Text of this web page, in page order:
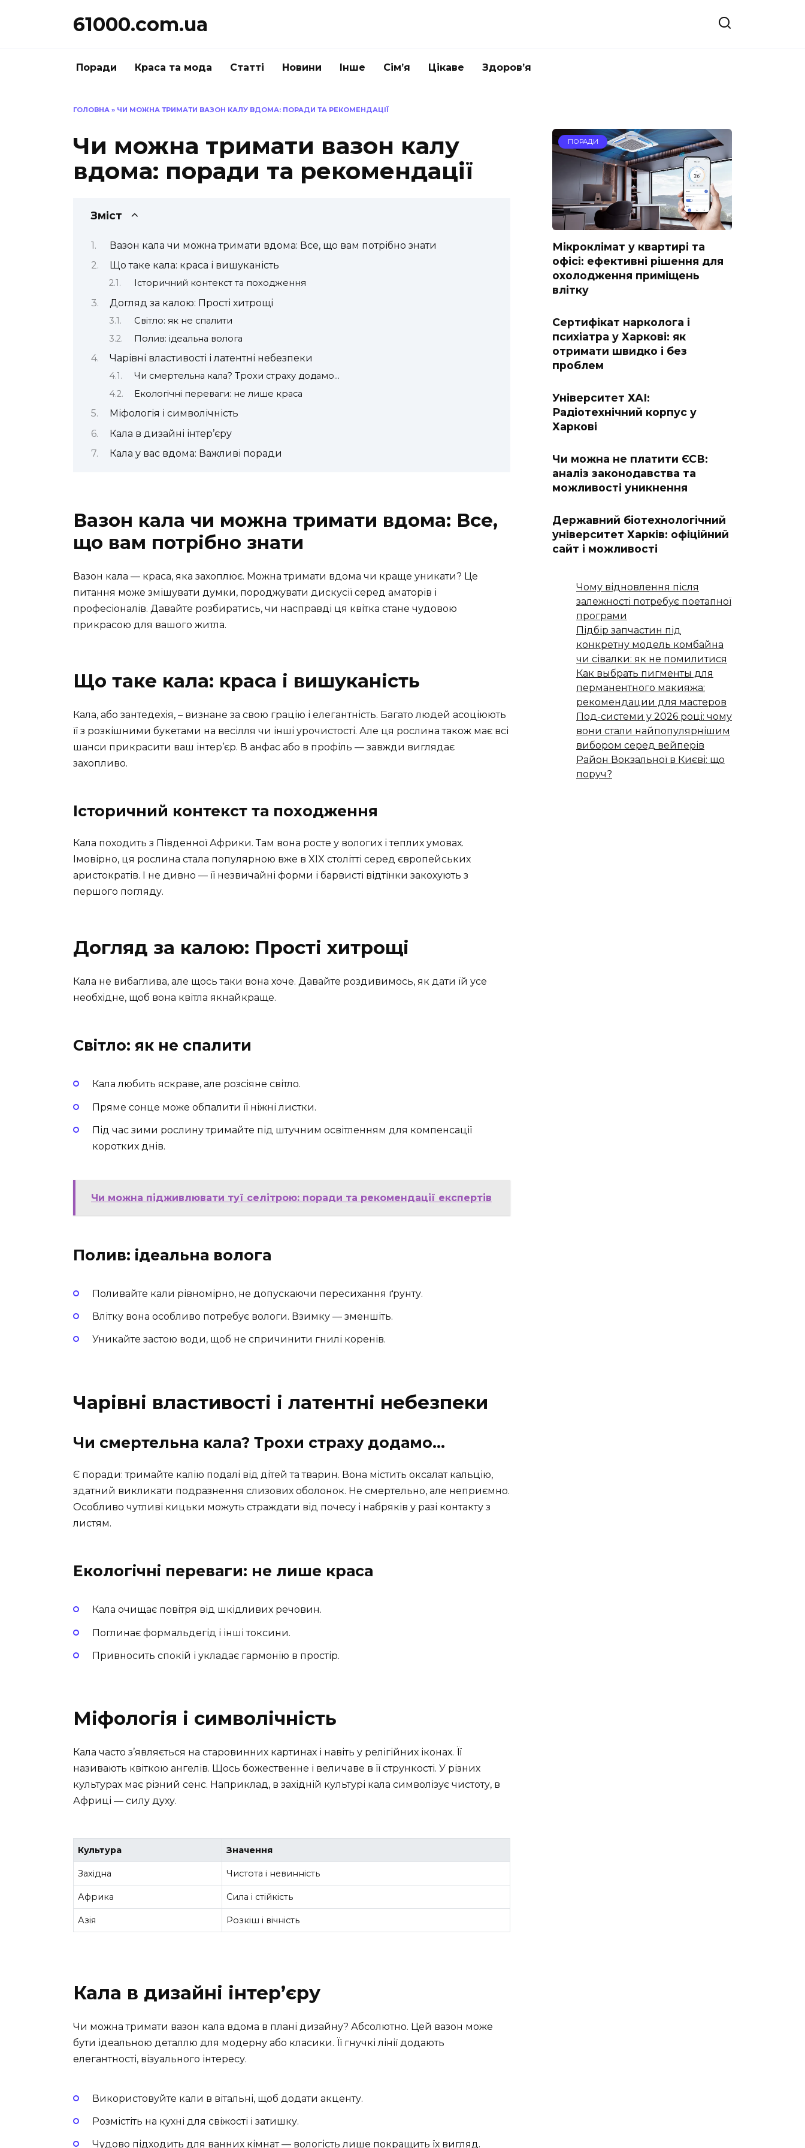
61000.com.ua
Поради Краса та мода Статті Новини Інше Сім’я Цікаве Здоров’я
ГОЛОВНА » ЧИ МОЖНА ТРИМАТИ ВАЗОН КАЛУ ВДОМА: ПОРАДИ ТА РЕКОМЕНДАЦІЇ
Чи можна тримати вазон калу
вдома: поради та рекомендації
Зміст
Вазон кала чи можна тримати вдома: Все, що вам потрібно знати
Що таке кала: краса і вишуканість
Історичний контекст та походження
Догляд за калою: Прості хитрощі
Світло: як не спалити
Полив: ідеальна волога
Чарівні властивості і латентні небезпеки
Чи смертельна кала? Трохи страху додамо…
Екологічні переваги: не лише краса
Міфологія і символічність
Кала в дизайні інтер’єру
Кала у вас вдома: Важливі поради
Вазон кала чи можна тримати вдома: Все,
що вам потрібно знати
Вазон кала — краса, яка захоплює. Можна тримати вдома чи краще уникати? Це
питання може змішувати думки, породжувати дискусії серед аматорів і
професіоналів. Давайте розбиратись, чи насправді ця квітка стане чудовою
прикрасою для вашого житла.
Що таке кала: краса і вишуканість
Кала, або зантедехія, – визнане за свою грацію і елегантність. Багато людей асоціюють
її з розкішними букетами на весілля чи інші урочистості. Але ця рослина також має всі
шанси прикрасити ваш інтер’єр. В анфас або в профіль — завжди виглядає
захопливо.
Історичний контекст та походження
Кала походить з Південної Африки. Там вона росте у вологих і теплих умовах.
Імовірно, ця рослина стала популярною вже в XIX столітті серед європейських
аристократів. І не дивно — її незвичайні форми і барвисті відтінки закохують з
першого погляду.
Догляд за калою: Прості хитрощі
Кала не вибаглива, але щось таки вона хоче. Давайте роздивимось, як дати їй усе
необхідне, щоб вона квітла якнайкраще.
Світло: як не спалити
Кала любить яскраве, але розсіяне світло.
Пряме сонце може обпалити її ніжні листки.
Під час зими рослину тримайте під штучним освітленням для компенсації
коротких днів.
Чи можна підживлювати туї селітрою: поради та рекомендації експертів
Полив: ідеальна волога
Поливайте кали рівномірно, не допускаючи пересихання ґрунту.
Влітку вона особливо потребує вологи. Взимку — зменшіть.
Уникайте застою води, щоб не спричинити гнилі коренів.
Чарівні властивості і латентні небезпеки
Чи смертельна кала? Трохи страху додамо…
Є поради: тримайте калію подалі від дітей та тварин. Вона містить оксалат кальцію,
здатний викликати подразнення слизових оболонок. Не смертельно, але неприємно.
Особливо чутливі кицьки можуть страждати від почесу і набряків у разі контакту з
листям.
Екологічні переваги: не лише краса
Кала очищає повітря від шкідливих речовин.
Поглинає формальдегід і інші токсини.
Привносить спокій і укладає гармонію в простір.
Міфологія і символічність
Кала часто з’являється на старовинних картинах і навіть у релігійних іконах. Її
називають квіткою ангелів. Щось божественне і величаве в її стрункості. У різних
культурах має різний сенс. Наприклад, в західній культурі кала символізує чистоту, в
Африці — силу духу.
Культура Значення
Західна Чистота і невинність
Африка Сила і стійкість
Азія Розкіш і вічність
Кала в дизайні інтер’єру
Чи можна тримати вазон кала вдома в плані дизайну? Абсолютно. Цей вазон може
бути ідеальною деталлю для модерну або класики. Її гнучкі лінії додають
елегантності, візуального інтересу.
Використовуйте кали в вітальні, щоб додати акценту.
Розмістіть на кухні для свіжості і затишку.
Чудово підходить для ванних кімнат — вологість лише покращить їх вигляд.
ПОРАДИ
Мікроклімат у квартирі та
офісі: ефективні рішення для
охолодження приміщень
влітку
Сертифікат нарколога і
психіатра у Харкові: як
отримати швидко і без
проблем
Університет ХАІ:
Радіотехнічний корпус у
Харкові
Чи можна не платити ЄСВ:
аналіз законодавства та
можливості уникнення
Державний біотехнологічний
університет Харків: офіційний
сайт і можливості
Чому відновлення після
залежності потребує поетапної
програми
Підбір запчастин під
конкретну модель комбайна
чи сівалки: як не помилитися
Как выбрать пигменты для
перманентного макияжа:
рекомендации для мастеров
Под-системи у 2026 році: чому
вони стали найпопулярнішим
вибором серед вейперів
Район Вокзальної в Києві: що
поруч?